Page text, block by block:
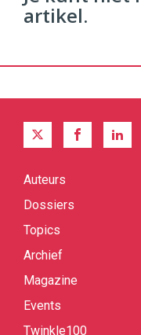
artikel.
Quick
Auteurs
Dossiers
Topics
Archief
Magazine
Events
Twinkle100